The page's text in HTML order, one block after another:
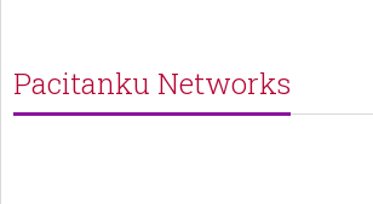
Pacitanku Networks